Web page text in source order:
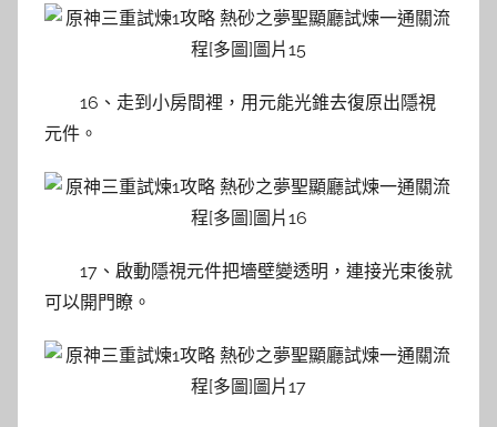
16、走到小房間裡，用元能光錐去復原出隱視
元件。
17、啟動隱視元件把墻壁變透明，連接光束後就
可以開門瞭。